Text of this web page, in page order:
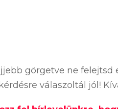
görgetve ne felejtsd
kérdésre válaszoltál jól!